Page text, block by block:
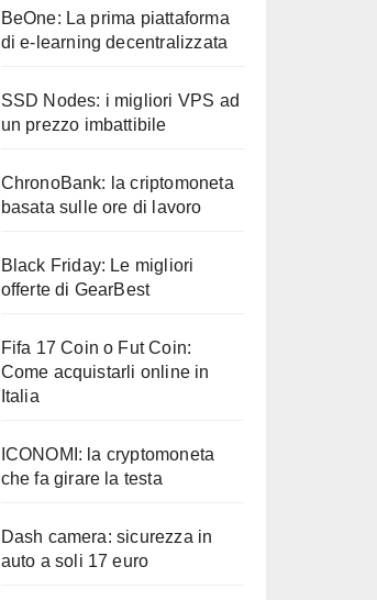
BeOne: La prima piattaforma
di e-learning decentralizzata
SSD Nodes: i migliori VPS ad
un prezzo imbattibile
ChronoBank: la criptomoneta
basata sulle ore di lavoro
Black Friday: Le migliori
offerte di GearBest
Fifa 17 Coin o Fut Coin:
Come acquistarli online in
Italia
ICONOMI: la cryptomoneta
che fa girare la testa
Dash camera: sicurezza in
auto a soli 17 euro